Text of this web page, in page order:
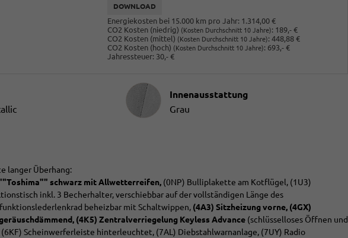
DOWNLOAD
Energiekosten bei 15.000 km pro Jahr: 1.314,00 €
CO2 Kosten (niedrig) (Kosten Durchschnitt 10 Jahre): 189,- €
CO2 Kosten (mittel) (Kosten Durchschnitt 10 Jahre): 448,88 €
CO2 Kosten (hoch) (Kosten Durchschnitt 10 Jahre): 693,- €
Jahressteuer: 30,- €
Innenausstattung
Innenausstattung
Grau
langer Überhang:
schwarz mit Allwetterreifen, (0NP) Bulliplakette am Kotflügel, (1U3)
inkl. 3 Becherhalter, verschiebbar auf der vollständigen Länge des
beheizbar mit Schaltwippen, (4A3) Sitzheizung vorne, (4GX)
(4K5) Zentralverriegelung Keyless Advance (schlüsselloses Öffnen und
Scheinwerferleiste hinterleuchtet, (7AL) Diebstahlwarnanlage, (7UY) Radio